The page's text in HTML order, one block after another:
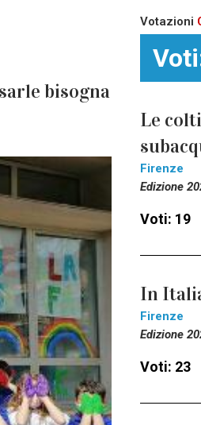
bisogna
Votazioni
Le
Firenze
Edizione
Voti: 19
In
Firenze
Edizione
Voti: 23